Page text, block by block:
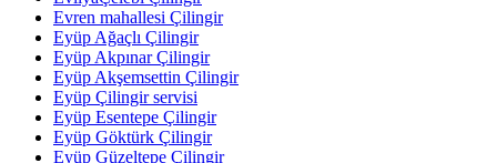
Evren mahallesi Çilingir
Eyüp Ağaçlı Çilingir
Eyüp Akpınar Çilingir
Eyüp Akşemsettin Çilingir
Eyüp Çilingir servisi
Eyüp Esentepe Çilingir
Eyüp Göktürk Çilingir
Eyüp Güzeltepe Çilingir